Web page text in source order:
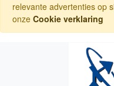
relevante advertenties op
onze Cookie verklaring